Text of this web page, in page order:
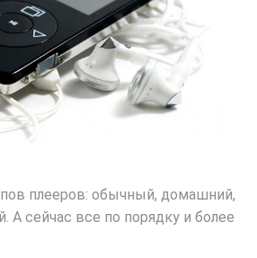
плееров: обычный, домашний,
А сейчас все по порядку и более